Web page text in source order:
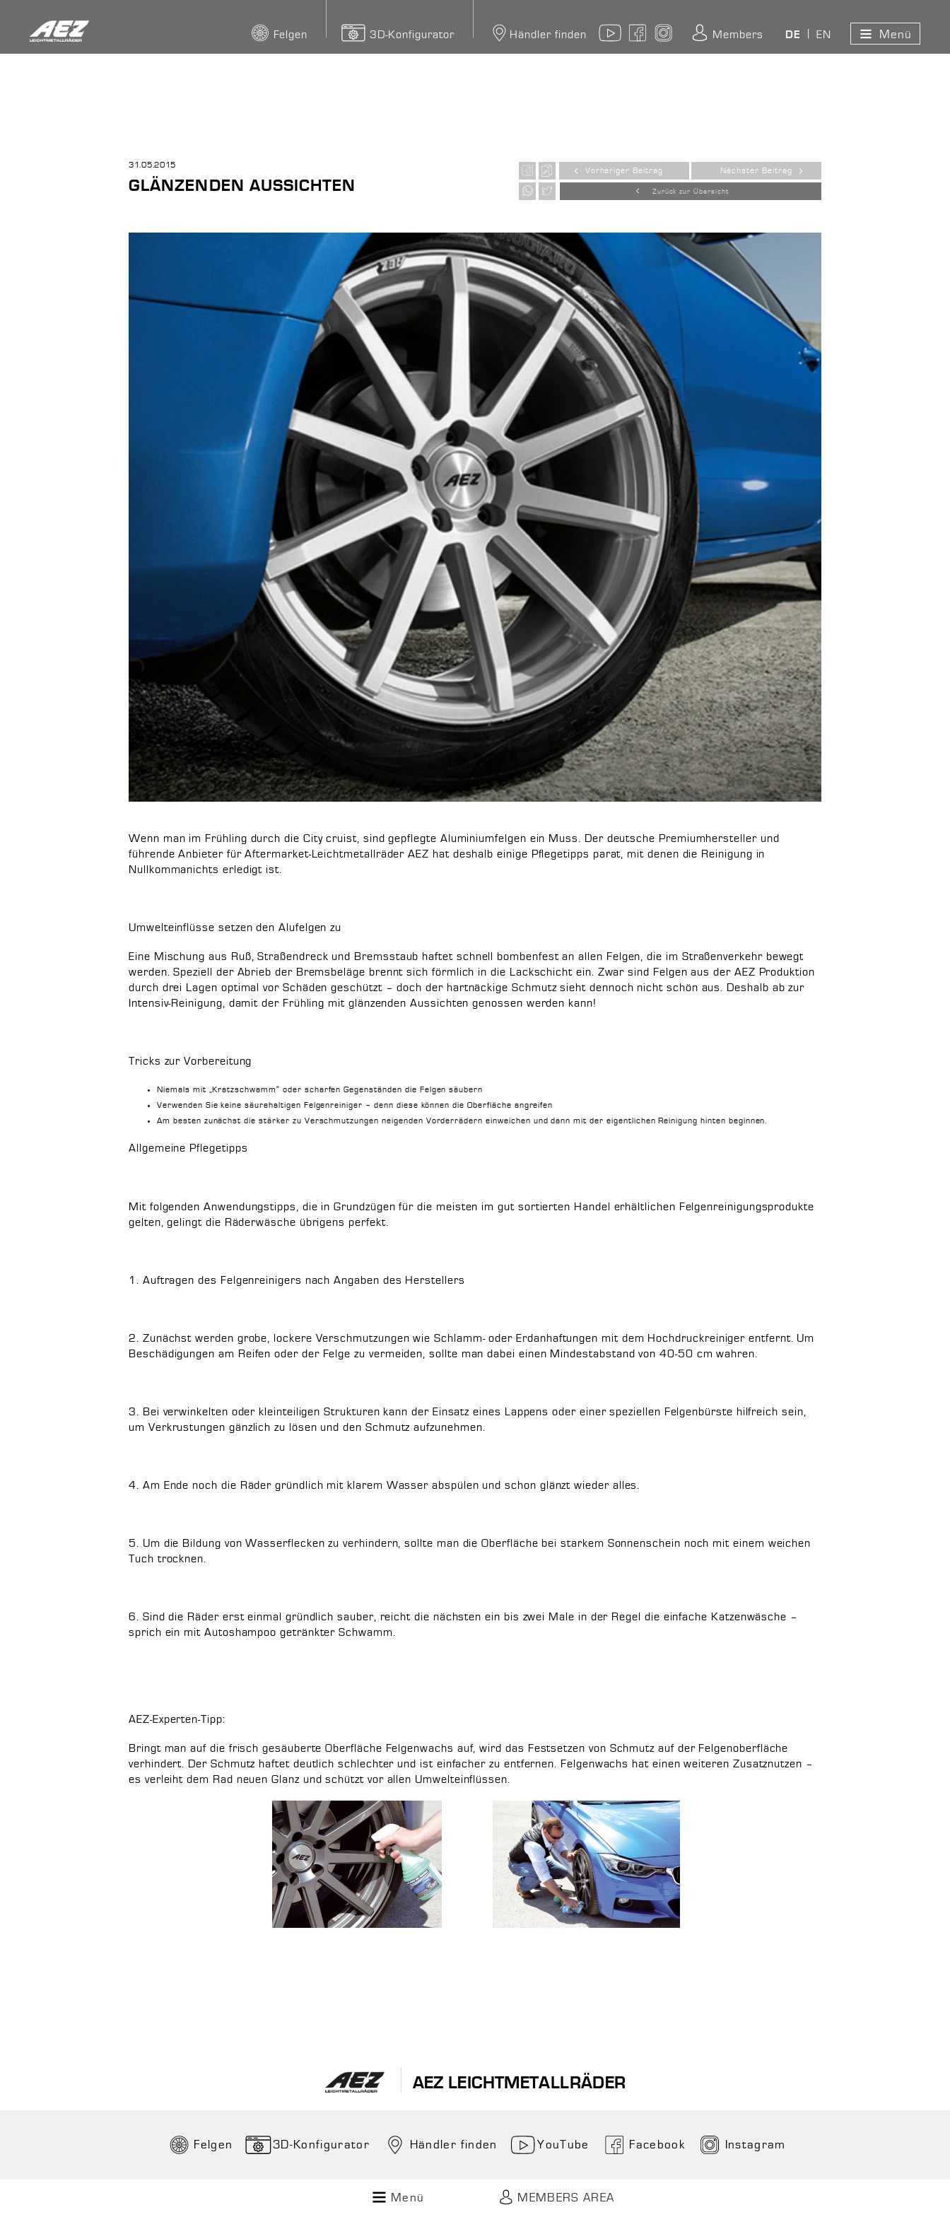
Felgen 3D-Konfigurator Händler finden YouTubeFacebookInstagramMembers DE EN Menü
Zurück zur Übersicht
Vorheriger Beitrag Nächster Beitrag
31.05.2015
GLÄNZENDEN AUSSICHTEN
Wenn man im Frühling durch die City cruist, sind gepflegte Aluminiumfelgen ein Muss. Der deutsche Premiumhersteller und
führende Anbieter für Aftermarket-Leichtmetallräder AEZ hat deshalb einige Pflegetipps parat, mit denen die Reinigung in
Nullkommanichts erledigt ist.
Umwelteinflüsse setzen den Alufelgen zu
Eine Mischung aus Ruß, Straßendreck und Bremsstaub haftet schnell bombenfest an allen Felgen, die im Straßenverkehr bewegt
werden. Speziell der Abrieb der Bremsbeläge brennt sich förmlich in die Lackschicht ein. Zwar sind Felgen aus der AEZ Produktion
durch drei Lagen optimal vor Schäden geschützt – doch der hartnäckige Schmutz sieht dennoch nicht schön aus. Deshalb ab zur
Intensiv-Reinigung, damit der Frühling mit glänzenden Aussichten genossen werden kann!
Tricks zur Vorbereitung
Niemals mit „Kratzschwamm“ oder scharfen Gegenständen die Felgen säubern
Verwenden Sie keine säurehaltigen Felgenreiniger – denn diese können die Oberfläche angreifen
Am besten zunächst die stärker zu Verschmutzungen neigenden Vorderrädern einweichen und dann mit der eigentlichen Reinigung hinten beginnen.
Allgemeine Pflegetipps
Mit folgenden Anwendungstipps, die in Grundzügen für die meisten im gut sortierten Handel erhältlichen Felgenreinigungsprodukte
gelten, gelingt die Räderwäsche übrigens perfekt.
1. Auftragen des Felgenreinigers nach Angaben des Herstellers
2. Zunächst werden grobe, lockere Verschmutzungen wie Schlamm- oder Erdanhaftungen mit dem Hochdruckreiniger entfernt. Um
Beschädigungen am Reifen oder der Felge zu vermeiden, sollte man dabei einen Mindestabstand von 40-50 cm wahren.
3. Bei verwinkelten oder kleinteiligen Strukturen kann der Einsatz eines Lappens oder einer speziellen Felgenbürste hilfreich sein,
um Verkrustungen gänzlich zu lösen und den Schmutz aufzunehmen.
4. Am Ende noch die Räder gründlich mit klarem Wasser abspülen und schon glänzt wieder alles.
5. Um die Bildung von Wasserflecken zu verhindern, sollte man die Oberfläche bei starkem Sonnenschein noch mit einem weichen
Tuch trocknen.
6. Sind die Räder erst einmal gründlich sauber, reicht die nächsten ein bis zwei Male in der Regel die einfache Katzenwäsche –
sprich ein mit Autoshampoo getränkter Schwamm.
AEZ-Experten-Tipp:
Bringt man auf die frisch gesäuberte Oberfläche Felgenwachs auf, wird das Festsetzen von Schmutz auf der Felgenoberfläche
verhindert. Der Schmutz haftet deutlich schlechter und ist einfacher zu entfernen. Felgenwachs hat einen weiteren Zusatznutzen –
es verleiht dem Rad neuen Glanz und schützt vor allen Umwelteinflüssen.
AEZ LEICHTMETALLRÄDER
Felgen 3D-Konfigurator Händler finden YouTube Facebook Instagram
Menü MEMBERS AREA